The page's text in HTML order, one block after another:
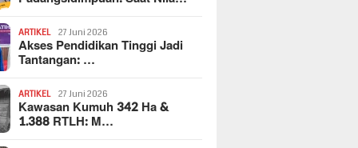
ARTIKEL 27 Juni 2026
Akses Pendidikan Tinggi Jadi
Tantangan: …
ARTIKEL 27 Juni 2026
Kawasan Kumuh 342 Ha &
1.388 RTLH: M…